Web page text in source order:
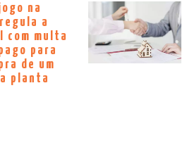
na
a
com multa
para
de um
planta